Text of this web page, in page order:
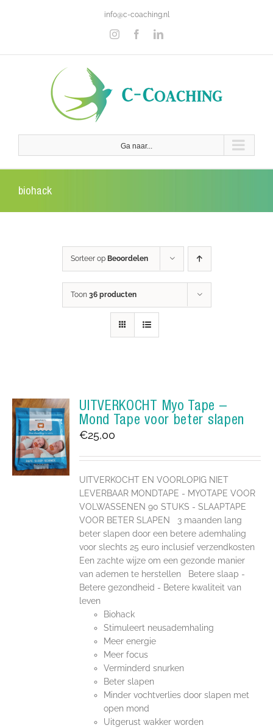
info@c-coaching.nl
InstagramFacebookLinkedIn
Ga naar...
biohack
Sorteer op Beoordelen
Toon 36 producten
UITVERKOCHT Myo Tape –
Mond Tape voor beter slapen
€25,00
UITVERKOCHT EN VOORLOPIG NIET
LEVERBAAR MONDTAPE - MYOTAPE VOOR
VOLWASSENEN 90 STUKS - SLAAPTAPE
VOOR BETER SLAPEN 3 maanden lang
beter slapen door een betere ademhaling
voor slechts 25 euro inclusief verzendkosten
Een zachte wijze om een gezonde manier
van ademen te herstellen Betere slaap -
Betere gezondheid - Betere kwaliteit van
leven
Biohack
Stimuleert neusademhaling
Meer energie
Meer focus
Verminderd snurken
Beter slapen
Minder vochtverlies door slapen met
open mond
Uitgerust wakker worden